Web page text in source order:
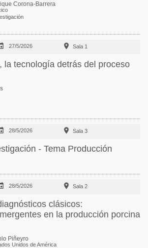
Corona-Barrera
27/5/2026  Sala 1
la tecnología detrás del proceso
28/5/2026  Sala 3
- Tema Producción
28/5/2026  Sala 2
clásicos:
en la producción porcina
Piñeyro
Unidos de América